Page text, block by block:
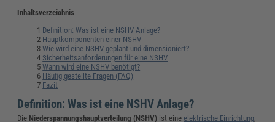
Inhaltsverzeichnis
Definition: Was ist eine NSHV Anlage?
Hauptkomponenten einer NSHV
Wie wird eine NSHV geplant und dimensioniert?
Sicherheitsanforderungen für eine NSHV
Wann wird eine NSHV benötigt?
Häufig gestellte Fragen (FAQ)
Fazit
Definition: Was ist eine NSHV Anlage?
Die Niederspannungshauptverteilung (NSHV) ist eineelektrische Einrichtung,